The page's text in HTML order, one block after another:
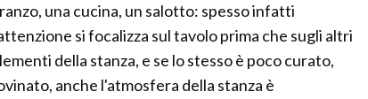
una cucina, un salotto: spesso infatti
si focalizza sul tavolo prima che sugli altri
della stanza, e se lo stesso è poco curato,
anche l'atmosfera della stanza è